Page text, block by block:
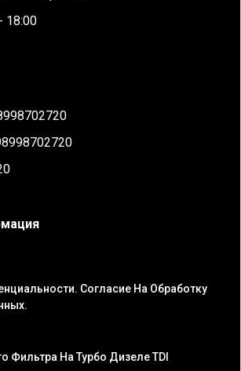
18:00
Согласие На Обработку
Фильтра На Турбо Дизеле TDI